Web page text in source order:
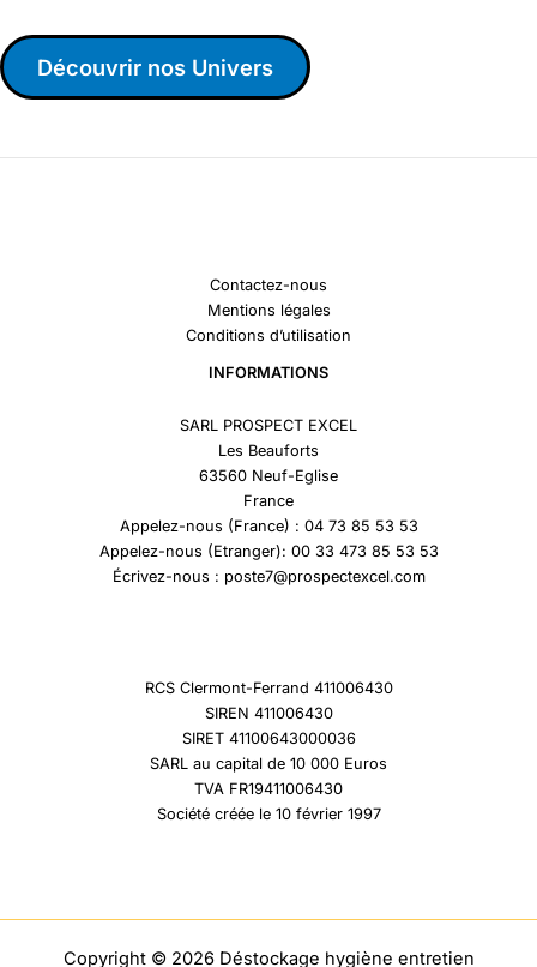
Découvrir nos Univers
Contactez-nous
Mentions légales
Conditions d’utilisation
INFORMATIONS
SARL PROSPECT EXCEL
Les Beauforts
63560 Neuf-Eglise
France
Appelez-nous (France) : 04 73 85 53 53
Appelez-nous (Etranger): 00 33 473 85 53 53
Écrivez-nous : poste7@prospectexcel.com
RCS Clermont-Ferrand 411006430
SIREN 411006430
SIRET 41100643000036
SARL au capital de 10 000 Euros
TVA FR19411006430
Société créée le 10 février 1997
Copyright © 2026 Déstockage hygiène entretien